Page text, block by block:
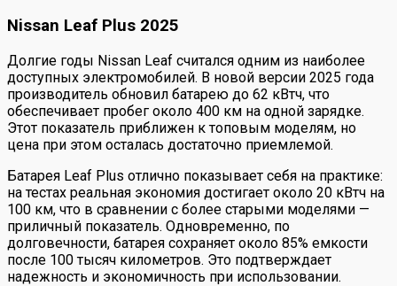
Nissan Leaf Plus 2025
Долгие годы Nissan Leaf считался одним из наиболее
доступных электромобилей. В новой версии 2025 года
производитель обновил батарею до 62 кВтч, что
обеспечивает пробег около 400 км на одной зарядке.
Этот показатель приближен к топовым моделям, но
цена при этом осталась достаточно приемлемой.
Батарея Leaf Plus отлично показывает себя на практике:
на тестах реальная экономия достигает около 20 кВтч на
100 км, что в сравнении с более старыми моделями —
приличный показатель. Одновременно, по
долговечности, батарея сохраняет около 85% емкости
после 100 тысяч километров. Это подтверждает
надежность и экономичность при использовании.